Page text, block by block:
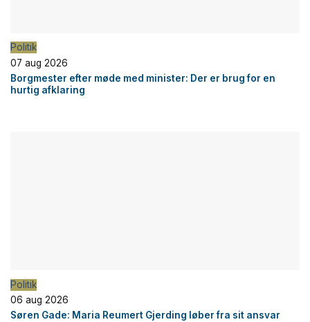
Politik
07 aug 2026
Borgmester efter møde med minister: Der er brug for en
hurtig afklaring
Politik
06 aug 2026
Søren Gade: Maria Reumert Gjerding løber fra sit ansvar